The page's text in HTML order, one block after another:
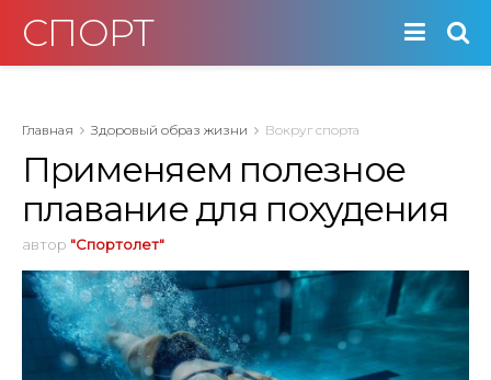
СПОРТ
Главная Здоровый образ жизни Вокруг спорта
Применяем полезное
плавание для похудения
автор "Спортолет"